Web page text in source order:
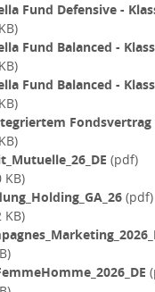
Fund Defensive -
Fund Balanced -
Fund Balanced -
Fondsvertrag
(pdf)
KB)
(pdf)
KB)